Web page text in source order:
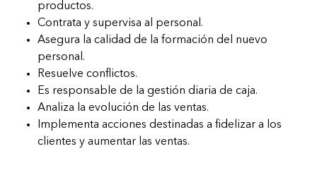
productos.
Contrata y supervisa al personal.
Asegura la calidad de la formación del nuevo
personal.
Resuelve conflictos.
Es responsable de la gestión diaria de caja.
Analiza la evolución de las ventas.
Implementa acciones destinadas a fidelizar a los
clientes y aumentar las ventas.